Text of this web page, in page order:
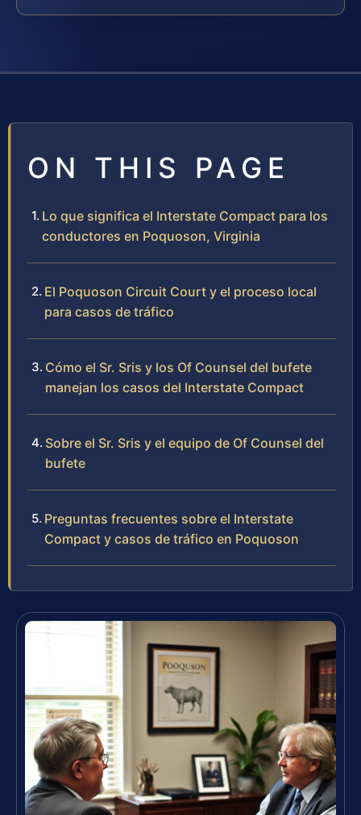
ON THIS PAGE
Lo que significa el Interstate Compact para los
conductores en Poquoson, Virginia
El Poquoson Circuit Court y el proceso local
para casos de tráfico
Cómo el Sr. Sris y los Of Counsel del bufete
manejan los casos del Interstate Compact
Sobre el Sr. Sris y el equipo de Of Counsel del
bufete
Preguntas frecuentes sobre el Interstate
Compact y casos de tráfico en Poquoson